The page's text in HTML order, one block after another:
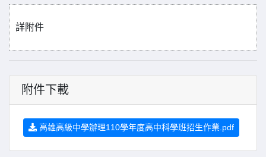
詳附件
附件下載
高雄高級中學辦理110學年度高中科學班招生作業.pdf